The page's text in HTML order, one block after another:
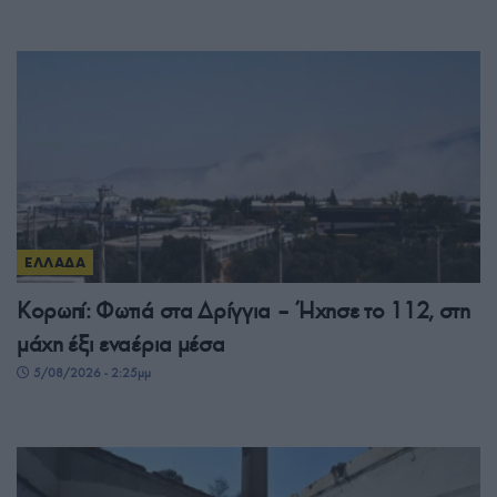
ΕΛΛΑΔΑ
Κορωπί: Φωτιά στα Δρίγγια – Ήχησε το 112, στη
μάχη έξι εναέρια μέσα
5/08/2026 - 2:25μμ